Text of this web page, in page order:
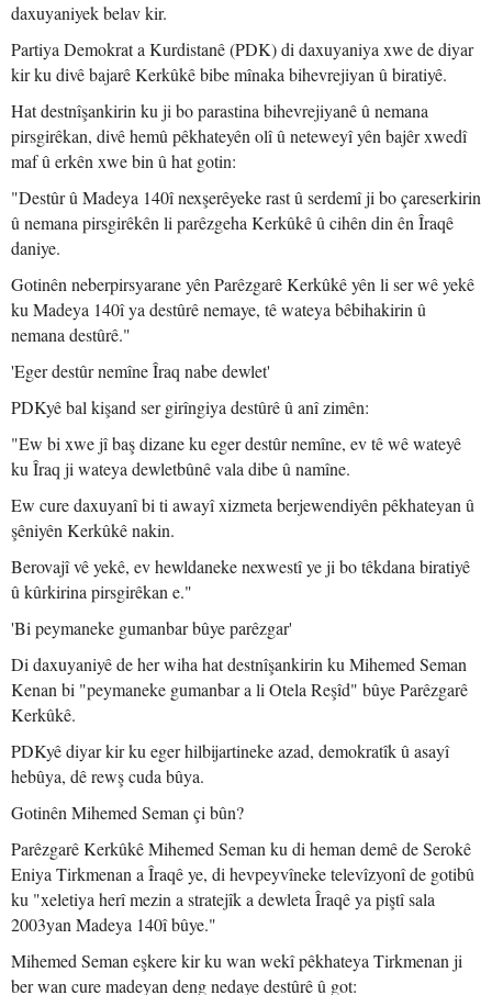
daxuyaniyek belav kir.
Partiya Demokrat a Kurdistanê (PDK) di daxuyaniya xwe de diyar
kir ku divê bajarê Kerkûkê bibe mînaka bihevrejiyan û biratiyê.
Hat destnîşankirin ku ji bo parastina bihevrejiyanê û nemana
pirsgirêkan, divê hemû pêkhateyên olî û neteweyî yên bajêr xwedî
maf û erkên xwe bin û hat gotin:
"Destûr û Madeya 140î nexşerêyeke rast û serdemî ji bo çareserkirin
û nemana pirsgirêkên li parêzgeha Kerkûkê û cihên din ên Îraqê
daniye.
Gotinên neberpirsyarane yên Parêzgarê Kerkûkê yên li ser wê yekê
ku Madeya 140î ya destûrê nemaye, tê wateya bêbihakirin û
nemana destûrê."
'Eger destûr nemîne Îraq nabe dewlet'
PDKyê bal kişand ser girîngiya destûrê û anî zimên:
"Ew bi xwe jî baş dizane ku eger destûr nemîne, ev tê wê wateyê
ku Îraq ji wateya dewletbûnê vala dibe û namîne.
Ew cure daxuyanî bi ti awayî xizmeta berjewendiyên pêkhateyan û
şêniyên Kerkûkê nakin.
Berovajî vê yekê, ev hewldaneke nexwestî ye ji bo têkdana biratiyê
û kûrkirina pirsgirêkan e."
'Bi peymaneke gumanbar bûye parêzgar'
Di daxuyaniyê de her wiha hat destnîşankirin ku Mihemed Seman
Kenan bi "peymaneke gumanbar a li Otela Reşîd" bûye Parêzgarê
Kerkûkê.
PDKyê diyar kir ku eger hilbijartineke azad, demokratîk û asayî
hebûya, dê rewş cuda bûya.
Gotinên Mihemed Seman çi bûn?
Parêzgarê Kerkûkê Mihemed Seman ku di heman demê de Serokê
Eniya Tirkmenan a Îraqê ye, di hevpeyvîneke televîzyonî de gotibû
ku "xeletiya herî mezin a stratejîk a dewleta Îraqê ya piştî sala
2003yan Madeya 140î bûye."
Mihemed Seman eşkere kir ku wan wekî pêkhateya Tirkmenan ji
ber wan cure madeyan deng nedaye destûrê û got: